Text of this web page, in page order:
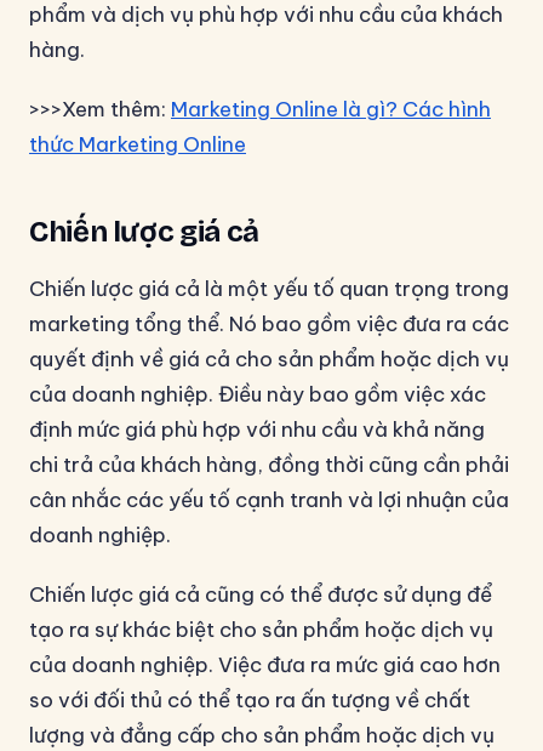
phẩm và dịch vụ phù hợp với nhu cầu của khách
hàng.
>>>Xem thêm: Marketing Online là gì? Các hình
thức Marketing Online
Chiến lược giá cả
Chiến lược giá cả là một yếu tố quan trọng trong
marketing tổng thể. Nó bao gồm việc đưa ra các
quyết định về giá cả cho sản phẩm hoặc dịch vụ
của doanh nghiệp. Điều này bao gồm việc xác
định mức giá phù hợp với nhu cầu và khả năng
chi trả của khách hàng, đồng thời cũng cần phải
cân nhắc các yếu tố cạnh tranh và lợi nhuận của
doanh nghiệp.
Chiến lược giá cả cũng có thể được sử dụng để
tạo ra sự khác biệt cho sản phẩm hoặc dịch vụ
của doanh nghiệp. Việc đưa ra mức giá cao hơn
so với đối thủ có thể tạo ra ấn tượng về chất
lượng và đẳng cấp cho sản phẩm hoặc dịch vụ